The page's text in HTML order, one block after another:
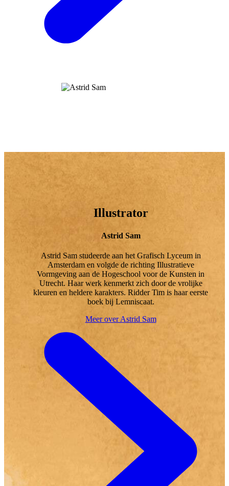
Illustrator
Astrid Sam
Astrid Sam studeerde aan het Grafisch Lyceum in
Amsterdam en volgde de richting Illustratieve
Vormgeving aan de Hogeschool voor de Kunsten in
Utrecht. Haar werk kenmerkt zich door de vrolijke
kleuren en heldere karakters. Ridder Tim is haar eerste
boek bij Lemniscaat.
Meer over Astrid Sam